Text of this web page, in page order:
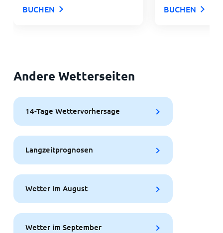
BUCHEN BUCHEN
Andere Wetterseiten
14-Tage Wettervorhersage
Langzeitprognosen
Wetter im August
Wetter im September